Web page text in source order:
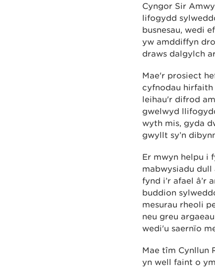
Cyngor Sir
lifogydd
busnesau, wedi
yw amddiffyn
draws dalgylch
Mae'r prosiect
cyfnodau
leihau'r difrod
gwelwyd
wyth mis, gyda
gwyllt sy’n
Er mwyn helpu i
mabwysiadu dull
fynd i’r afael â’r
buddion
mesurau rheoli
neu greu
wedi'u saernïo
Mae tîm Cynllun
yn well faint o